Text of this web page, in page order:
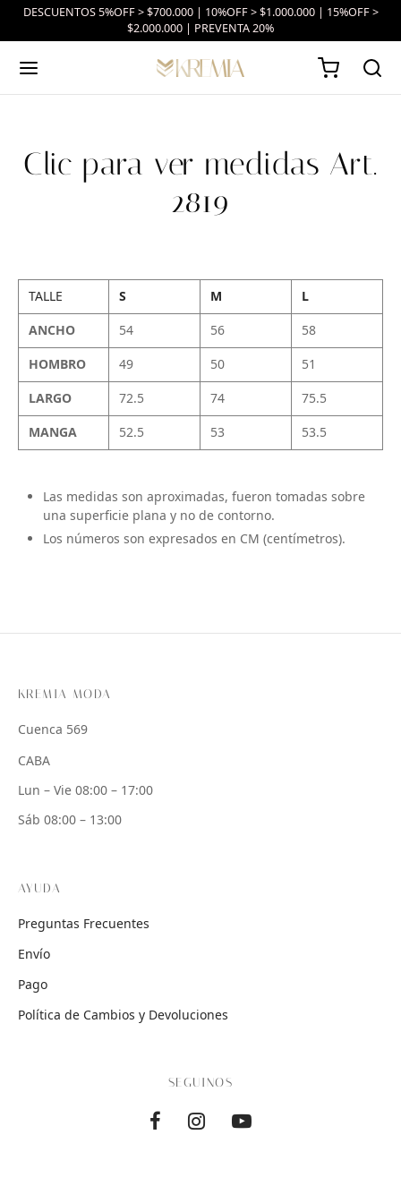
DESCUENTOS 5%OFF > $700.000 | 10%OFF > $1.000.000 | 15%OFF >
$2.000.000 | PREVENTA 20%
Clic para ver medidas Art.
2819
TALLE S M
L
ANCHO
54 56
58
HOMBRO
49 50
51
LARGO
72.5 74
75.5
MANGA
52.5 53 53.5
Las medidas son aproximadas, fueron tomadas sobre
una superficie plana y no de contorno.
Los números son expresados en CM (centímetros).
KREMIA MODA
Cuenca 569
CABA
Lun – Vie 08:00 – 17:00
Sáb 08:00 – 13:00
AYUDA
Preguntas Frecuentes
Envío
Pago
Política de Cambios y Devoluciones
SEGUINOS